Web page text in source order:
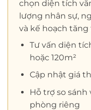
chọn diện tích
lượng nhân sự,
và kế hoạch
Tư vấn diện
hoặc 120m²
Cập nhật giá
Hỗ trợ so
phòng riêng